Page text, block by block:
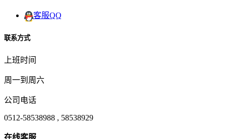
客服QQ
联系方式
上班时间
周一到周六
公司电话
0512-58538988 , 58538929
在线客服